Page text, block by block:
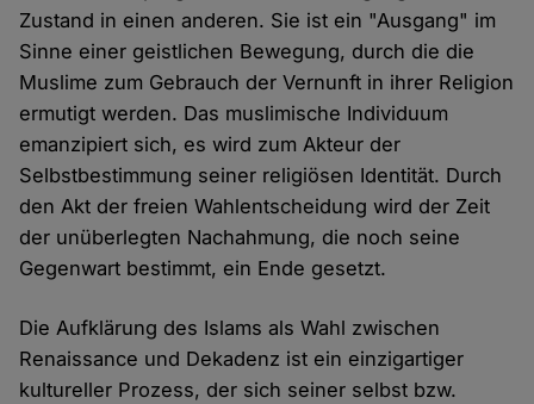
Zustand in einen anderen. Sie ist ein "Ausgang" im
Sinne einer geistlichen Bewegung, durch die die
Muslime zum Gebrauch der Vernunft in ihrer Religion
ermutigt werden. Das muslimische Individuum
emanzipiert sich, es wird zum Akteur der
Selbstbestimmung seiner religiösen Identität. Durch
den Akt der freien Wahlentscheidung wird der Zeit
der unüberlegten Nachahmung, die noch seine
Gegenwart bestimmt, ein Ende gesetzt.
Die Aufklärung des Islams als Wahl zwischen
Renaissance und Dekadenz ist ein einzigartiger
kultureller Prozess, der sich seiner selbst bzw.